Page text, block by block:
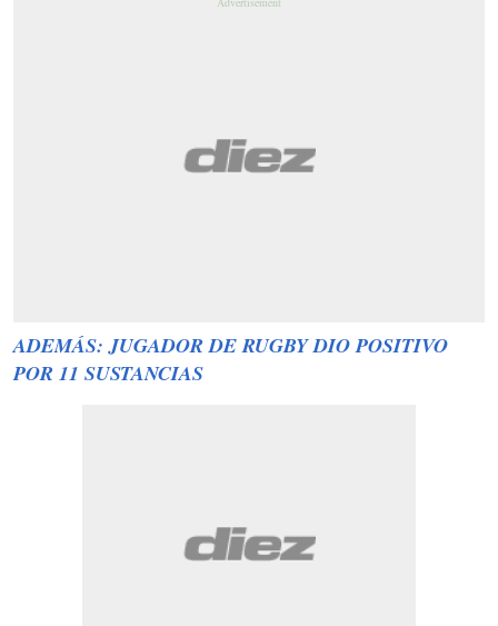
ADEMÁS: JUGADOR DE RUGBY DIO POSITIVO
POR 11 SUSTANCIAS